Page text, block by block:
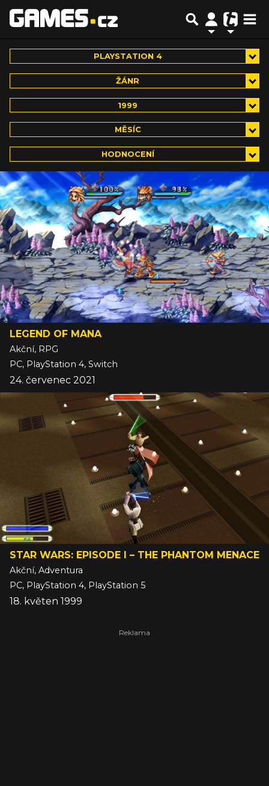
PLAYSTATION 4
ŽÁNR
1999
MĚSÍC
HODNOCENÍ
LEGEND OF MANA
Akční, RPG
PC, PlayStation 4, Switch
24. červenec 2021
STAR WARS: EPISODE I – THE PHANTOM MENACE
Akční, Adventura
PC, PlayStation 4, PlayStation 5
18. květen 1999